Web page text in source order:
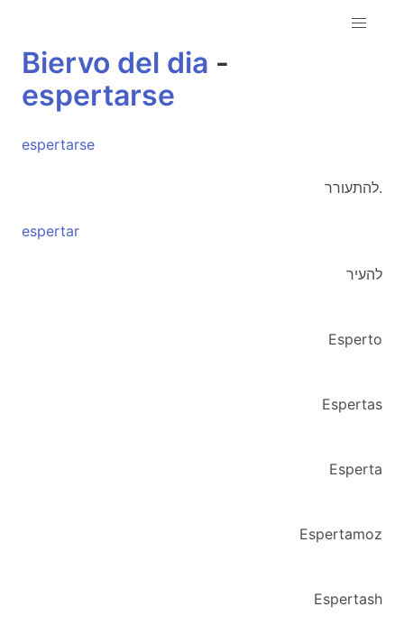
Biervo del dia -
espertarse
espertarse
להתעורר.
espertar
להעיר
Esperto
Espertas
Esperta
Espertamoz
Espertash